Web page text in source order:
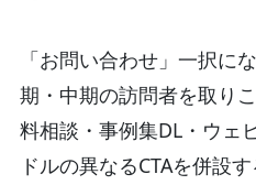
「お問い合わせ」一択に
期・中期の訪問者を取り
料相談・事例集DL・ウェ
ドルの異なるCTAを併設